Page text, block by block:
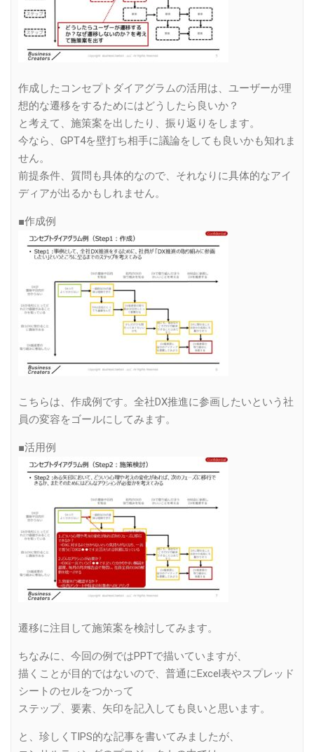
作成したコンセプトダイアグラムの活用は、ユーザーが理
想的な遷移をするためにはどうしたら良いか？
と考えて、施策案を出したり、振り返りをします。
今なら、GPT4を壁打ち相手に議論をしても良いかも知れま
せん。
前提条件、質問も具体的なので、それなりに具体的なアイ
ディアが出るかもしれません。
■作成例
こちらは、作成例です。全社DX推進に参画したいという社
員の変容をゴールにしてみます。
■活用例
遷移に注目して施策案を検討してみます。
ちなみに、今回の例ではPPTで描いていますが、
描くことが目的ではないので、普通にExcel表やスプレッド
シートのセルをつかって
ステップ、要素、矢印を記入しても良いと思います。
と、珍しくTIPS的な記事を書いてみましたが、